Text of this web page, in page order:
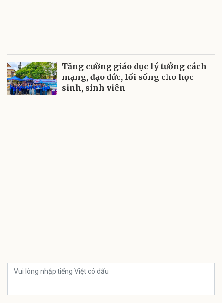
Tăng cường giáo dục lý tưởng cách
mạng, đạo đức, lối sống cho học
sinh, sinh viên